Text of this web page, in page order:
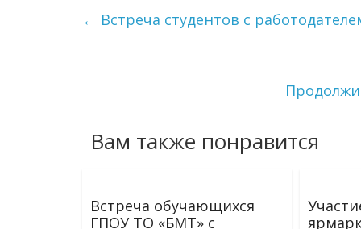
← Встреча студентов с
Вам также понравится
Встреча обучающихся
ГПОУ ТО «БМТ» с